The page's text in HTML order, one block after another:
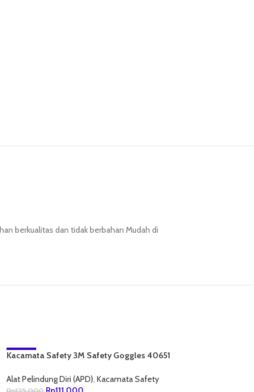
berkualitas dan tidak berbahan Mudah di
-11%
Kacamata Safety 3M Safety Goggles 40651
Alat Pelindung Diri (APD), Kacamata Safety